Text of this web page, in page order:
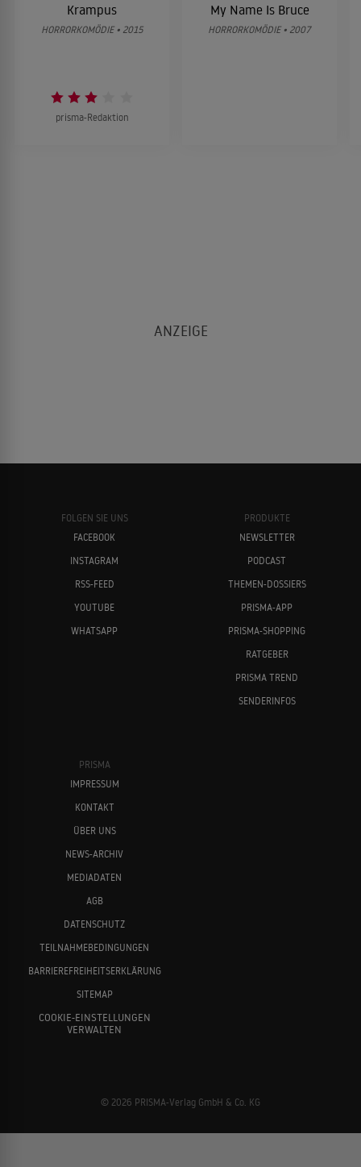
Krampus
HORRORKOMÖDIE • 2015
prisma-Redaktion
My Name Is Bruce
HORRORKOMÖDIE • 2007
FOLGEN SIE UNS
FACEBOOK
INSTAGRAM
RSS-FEED
YOUTUBE
WHATSAPP
PRODUKTE
NEWSLETTER
PODCAST
THEMEN-DOSSIERS
PRISMA-APP
PRISMA-SHOPPING
RATGEBER
PRISMA TREND
SENDERINFOS
PRISMA
IMPRESSUM
KONTAKT
ÜBER UNS
NEWS-ARCHIV
MEDIADATEN
AGB
DATENSCHUTZ
TEILNAHMEBEDINGUNGEN
BARRIEREFREIHEITSERKLÄRUNG
SITEMAP
COOKIE-EINSTELLUNGEN
VERWALTEN
© 2026 PRISMA-Verlag GmbH & Co. KG